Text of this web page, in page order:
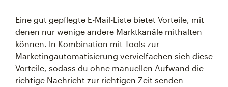
Eine gut gepflegte E-Mail-Liste bietet Vorteile, mit
denen nur wenige andere Marktkanäle mithalten
können. In Kombination mit Tools zur
Marketingautomatisierung vervielfachen sich diese
Vorteile, sodass du ohne manuellen Aufwand die
richtige Nachricht zur richtigen Zeit senden